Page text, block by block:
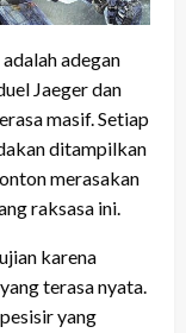
adalah adegan
Jaeger dan
masif. Setiap
ditampilkan
merasakan
raksasa ini.
karena
terasa nyata.
yang